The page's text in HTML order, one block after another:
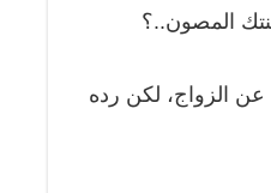
المصون..؟
الزواج، لكن رده